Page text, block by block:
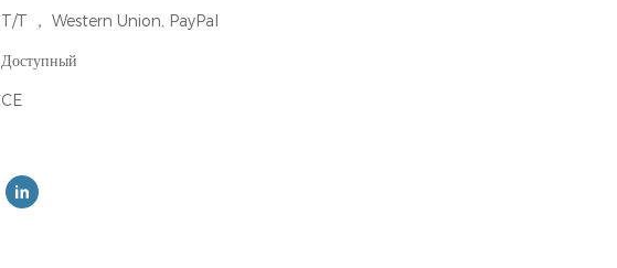
T/T ， Western Union, PayPal
Доступный
CE